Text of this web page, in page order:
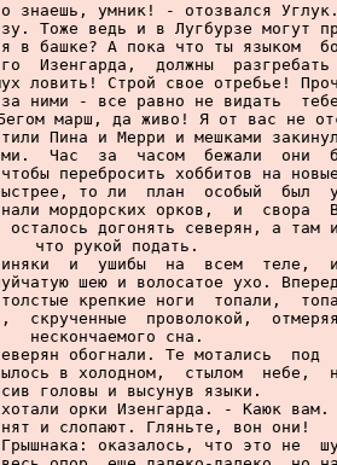
знаешь, умник! - отозвался
Тоже ведь и в Лугбурзе могут
в башке? А пока что ты языком
Изенгарда,  должны
ловить! Строй свое отребье!
ними - все равно не видать
марш, да живо! Я от вас не
Пина и Мерри и мешками
Час  за  часом  бежали  они
чтобы перебросить хоббитов на
то ли  план  особый  был
мордорских орков,  и  свора
осталось догонять северян, а там
что рукой подать.
и  ушибы  на  всем  теле,
шею и волосатое ухо.
крепкие ноги  топали,
скрученные  проволокой,
нескончаемого сна.
обогнали. Те мотались  под
в холодном,  стылом  небе,
головы и высунув языки.
орки Изенгарда. - Каюк вам.
и слопают. Гляньте, вон они!
оказалось, что это не